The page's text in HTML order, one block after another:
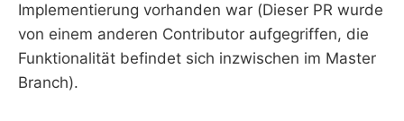
Implementierung vorhanden war (Dieser PR wurde
von einem anderen Contributor aufgegriffen, die
Funktionalität befindet sich inzwischen im Master
Branch).